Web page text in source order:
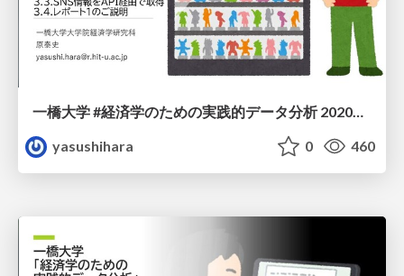
一橋大学 #経済学のための実践的データ分析 2020冬: 3/12
yasushihara
0 460